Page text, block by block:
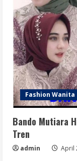
Fashion Wanita
Bando Mutiara
Tren
admin April